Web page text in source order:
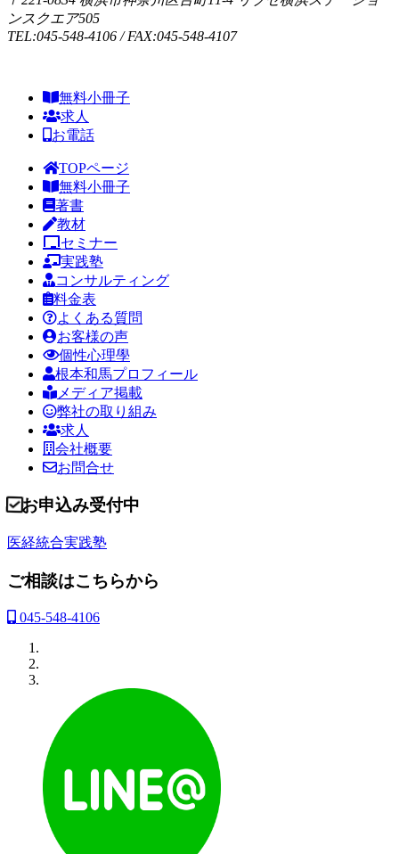
ンスクエア505
TEL:045-548-4106 / FAX:045-548-4107
無料小冊子
求人
お電話
TOPページ
無料小冊子
著書
教材
セミナー
実践塾
コンサルティング
料金表
よくある質問
お客様の声
個性心理學
根本和馬プロフィール
メディア掲載
弊社の取り組み
求人
会社概要
お問合せ
お申込み受付中
医経統合実践塾
ご相談はこちらから
045-548-4106